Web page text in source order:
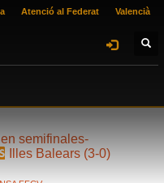
Atenció al Federat Valencià
semifinales-
Illes Balears (3-0)